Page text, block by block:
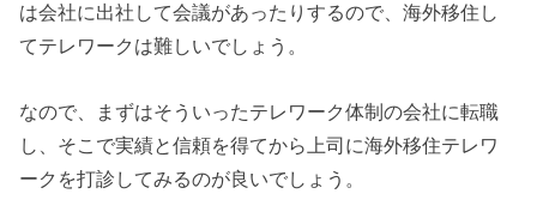
は会社に出社して会議があったりするので、海外移住し
てテレワークは難しいでしょう。
なので、まずはそういったテレワーク体制の会社に転職
し、そこで実績と信頼を得てから上司に海外移住テレワ
ークを打診してみるのが良いでしょう。